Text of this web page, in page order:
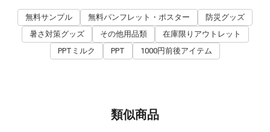
無料サンプル 無料パンフレット・ポスター
防災グッズ
暑さ対策グッズ
その他用品類
在庫限りアウトレット
PPTミルク
PPT 1000円前後アイテム
類似商品